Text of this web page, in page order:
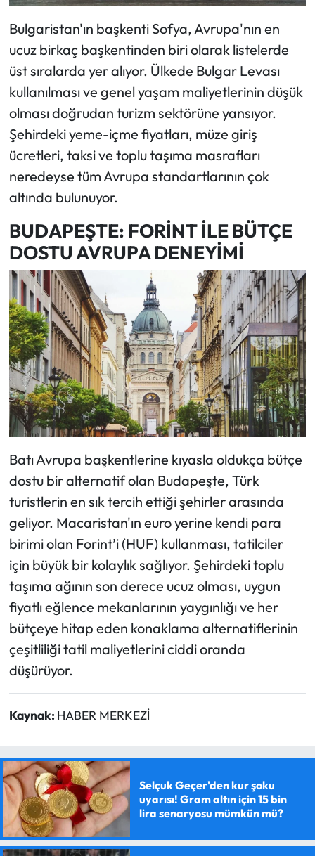
Bulgaristan'ın başkenti Sofya, Avrupa'nın en
ucuz birkaç başkentinden biri olarak listelerde
üst sıralarda yer alıyor. Ülkede Bulgar Levası
kullanılması ve genel yaşam maliyetlerinin düşük
olması doğrudan turizm sektörüne yansıyor.
Şehirdeki yeme-içme fiyatları, müze giriş
ücretleri, taksi ve toplu taşıma masrafları
neredeyse tüm Avrupa standartlarının çok
altında bulunuyor.
BUDAPEŞTE: FORİNT İLE BÜTÇE
DOSTU AVRUPA DENEYİMİ
Batı Avrupa başkentlerine kıyasla oldukça bütçe
dostu bir alternatif olan Budapeşte, Türk
turistlerin en sık tercih ettiği şehirler arasında
geliyor. Macaristan'ın euro yerine kendi para
birimi olan Forint’i (HUF) kullanması, tatilciler
için büyük bir kolaylık sağlıyor. Şehirdeki toplu
taşıma ağının son derece ucuz olması, uygun
fiyatlı eğlence mekanlarının yaygınlığı ve her
bütçeye hitap eden konaklama alternatiflerinin
çeşitliliği tatil maliyetlerini ciddi oranda
düşürüyor.
Kaynak: HABER MERKEZİ
Selçuk Geçer'den kur şoku
uyarısı! Gram altın için 15 bin
lira senaryosu mümkün mü?